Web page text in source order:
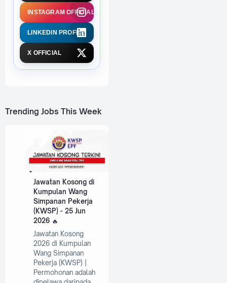
INSTAGRAM OFFICIAL
LINKEDIN PROFILE
X OFFICIAL
Trending Jobs This Week
Jawatan Kosong di
Kumpulan Wang
Simpanan Pekerja
(KWSP) - 25 Jun
2026
Jawatan Kosong
2026 di Kumpulan
Wang Simpanan
Pekerja (KWSP) |
Permohonan adalah